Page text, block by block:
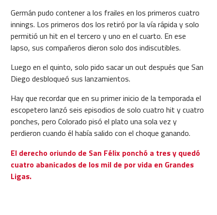
Germán pudo contener a los frailes en los primeros cuatro
innings. Los primeros dos los retiró por la vía rápida y solo
permitió un hit en el tercero y uno en el cuarto. En ese
lapso, sus compañeros dieron solo dos indiscutibles.
Luego en el quinto, solo pido sacar un out después que San
Diego desbloqueó sus lanzamientos.
Hay que recordar que en su primer inicio de la temporada el
escopetero lanzó seis episodios de solo cuatro hit y cuatro
ponches, pero Colorado pisó el plato una sola vez y
perdieron cuando él había salido con el choque ganando.
El derecho oriundo de San Félix ponchó a tres y quedó
cuatro abanicados de los mil de por vida en Grandes
Ligas.